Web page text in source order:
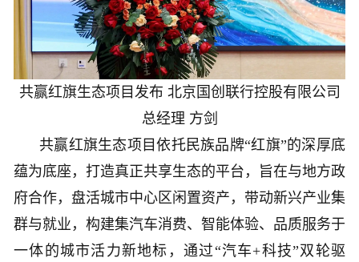
共赢红旗生态项目发布 北京国创联行控股有限公司
总经理 方剑
共赢红旗生态项目依托民族品牌“红旗”的深厚底
蕴为底座，打造真正共享生态的平台，旨在与地方政
府合作，盘活城市中心区闲置资产，带动新兴产业集
群与就业，构建集汽车消费、智能体验、品质服务于
一体的城市活力新地标，通过“汽车+科技”双轮驱